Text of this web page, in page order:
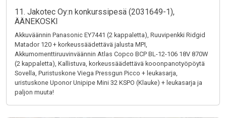
11. Jakotec Oy:n konkurssipesä (2031649-1),
ÄÄNEKOSKI
Akkuväännin Panasonic EY7441 (2 kappaletta), Ruuvipenkki Ridgid
Matador 120 + korkeussäädettävä jalusta MPI,
Akkumomenttiruuvinväännin Atlas Copco BCP BL-12-106 18V 870W
(2 kappaletta), Kallistuva, korkeussäädettävä kooonpanotyöpöytä
Sovella, Puristuskone Viega Pressgun Picco + leukasarja,
uristuskone Uponor Unipipe Mini 32 KSPO (Klauke) + leukasarja ja
paljon muuta!